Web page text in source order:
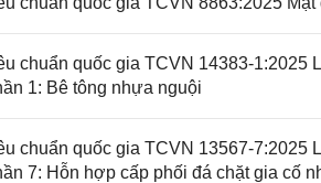
chuẩn quốc gia TCVN 14383-1:2025
1: Bê tông nhựa nguội
chuẩn quốc gia TCVN 13567-7:2025
7: Hỗn hợp cấp phối đá chặt gia cố